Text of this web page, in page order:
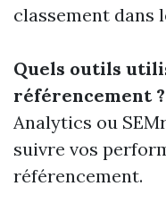
classement dans
Quels outils
référencement ?
Analytics ou
suivre vos
référencement.